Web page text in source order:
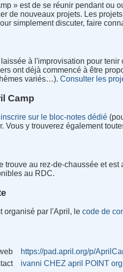
» est de se réunir pendant ou
de nouveaux projets. Les
simplement discuter, faire
à l'improvisation pour
ont déjà commencé à être
variés…).Consulter les
Camp
sur le bloc-notes dédié
Vous y trouverez également
trouve au rez-de-chaussée et
au RDC.
organisé par l'April, lecode de
https://pad.april.org/p/
ivanni CHEZ april POINT org